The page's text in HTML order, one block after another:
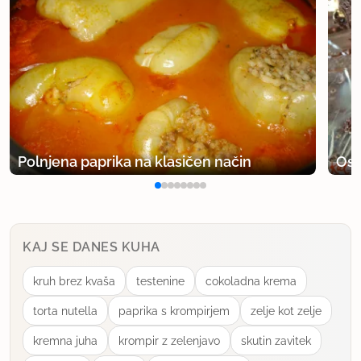
član od 2005 5381 sporočil
21.8.2008 ob 19:07
Če bi zdroba pustila malo namočenega v mleku
ne bi bilo potrebno dodajati moke po mojem.
lp
član od 2004 2716 sporočil
21.8.2008 ob 19:10
anamarija1,... moko sva dodali po pomoti. Ker mi je
hčerka rekla "zdej pa še pecilni v mokco".... pa sem
Polnjena paprika na klasičen način
KAJ SE DANES KUHA
kruh brez kvaša testenine cokoladna krema
torta nutella paprika s krompirjem zelje kot zelje
kremna juha krompir z zelenjavo skutin zavitek